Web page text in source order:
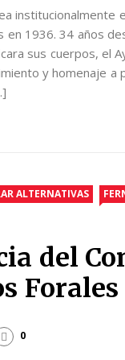
en 1936. 34 años
sus cuerpos, el
y homenaje
ALTERNATIVAS
del
Forales
0